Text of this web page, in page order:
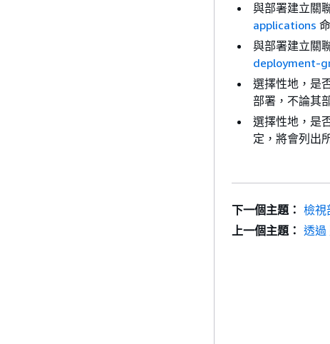
與部署建立關
applications
與部署建立關
deployment-
選擇性地，是
部署，不論其
選擇性地，是
定，將會列出
下一個主題： 檢視
上一個主題： 透過